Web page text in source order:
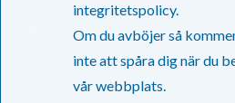
integritetspolicy.
Om du avböjer så
inte att spåra dig när du
vår webbplats.
Ett annuitetslån är ett lån